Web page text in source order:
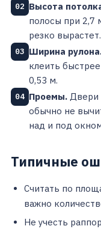
02 Высота
полосы при 2,7
резко вырастет.
03 Ширина
клеить
0,53 м.
04 Проемы. Двери
обычно не
над и под
Типичные
Считать по
важно
Не учесть